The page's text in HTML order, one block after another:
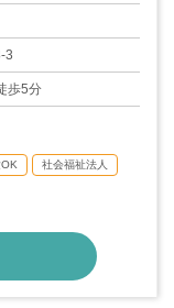
、以後毎年4月に
病については特別
3
歩5分
社会福祉法人